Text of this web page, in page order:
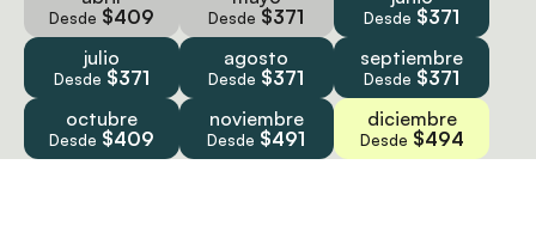
Desde $409 Desde $371 Desde $371
julio
Desde $371
agosto
Desde $371
septiembre
Desde $371
octubre
Desde $409
noviembre
Desde $491
diciembre
Desde $494